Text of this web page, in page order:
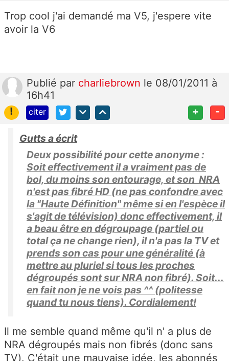
Trop cool j'ai demandé ma V5, j'espere vite
avoir la V6
Publié par charliebrown le 08/01/2011 à
16h41
!
citer + -
Gutts a écrit
Deux possibilité pour cette anonyme :
Soit effectivement il a vraiment pas de
bol, du moins son entourage, et son NRA
n'est pas fibré HD (ne pas confondre avec
la "Haute Définition" même si en l'espèce il
s'agit de télévision) donc effectivement, il
a beau être en dégroupage (partiel ou
total ça ne change rien), il n'a pas la TV et
prends son cas pour une généralité (à
mettre au pluriel si tous les proches
dégroupés sont sur NRA non fibré). Soit...
en fait non je ne vois pas ^^ (politesse
quand tu nous tiens). Cordialement!
Il me semble quand même qu'il n' a plus de
NRA dégroupés mais non fibrés (donc sans
TV). C'était une mauvaise idée, les abonnés